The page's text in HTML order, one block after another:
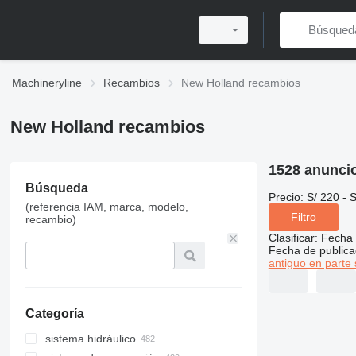
Machineryline Recambios New Holland recambios
New Holland recambios
Búsqueda
(referencia IAM, marca, modelo,
recambio)
Categoría
sistema hidráulico
1528
Precio: S/ 220 -
Filtro
Clasificar: Fecha
Fecha de
antiguo en parte